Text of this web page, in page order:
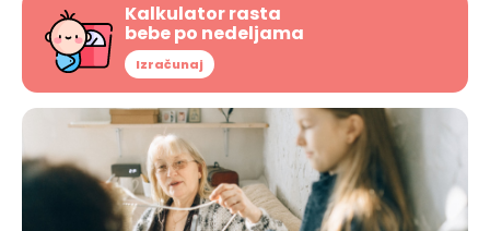
Kalkulator rasta
bebe po nedeljama
Izračunaj